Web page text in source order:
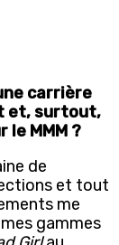
carrière
et, surtout,
MMM ?
de
et tout
me
gammes